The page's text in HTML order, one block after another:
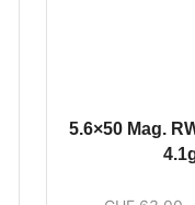
5.6×50 Mag.